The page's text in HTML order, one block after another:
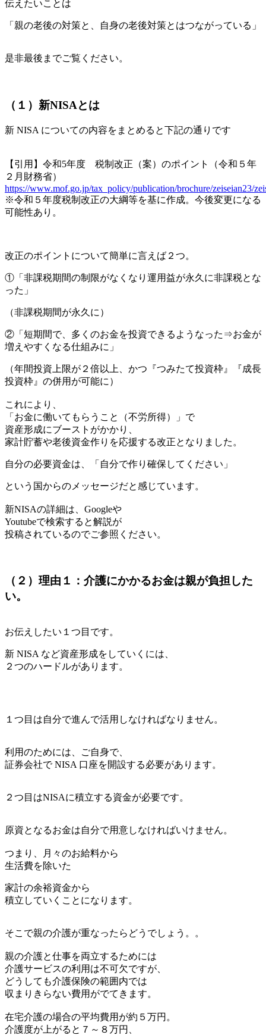
伝えたいことは
「親の老後の対策と、自身の老後対策とはつながっている」
是非最後までご覧ください。
（１）新NISAとは
新 NISA についての内容をまとめると下記の通りです
【引用】令和5年度 税制改正（案）のポイント（令和５年
２月財務省）
https://www.mof.go.jp/tax_policy/publication/brochure/zeiseian23/
※令和５年度税制改正の大綱等を基に作成。今後変更になる
可能性あり。
改正のポイントについて簡単に言えば２つ。
①「非課税期間の制限がなくなり運用益が永久に非課税とな
った」
（非課税期間が永久に）
②「短期間で、多くのお金を投資できるようなった⇒お金が
増えやすくなる仕組みに」
（年間投資上限が２倍以上、かつ『つみたて投資枠』『成長
投資枠』の併用が可能に）
これにより、
「お金に働いてもらうこと（不労所得）」で
資産形成にブーストがかかり、
家計貯蓄や老後資金作りを応援する改正となりました。
自分の必要資金は、「自分で作り確保してください」
という国からのメッセージだと感じています。
新NISAの詳細は、Googleや
Youtubeで検索すると解説が
投稿されているのでご参照ください。
（２）理由１：介護にかかるお金は親が負担した
い。
お伝えしたい１つ目です。
新 NISA など資産形成をしていくには、
２つのハードルがあります。
１つ目は自分で進んで活用しなければなりません。
利用のためには、ご自身で、
証券会社で NISA 口座を開設する必要があります。
２つ目はNISAに積立する資金が必要です。
原資となるお金は自分で用意しなければいけません。
つまり、月々のお給料から
生活費を除いた
家計の余裕資金から
積立していくことになります。
そこで親の介護が重なったらどうでしょう。。
親の介護と仕事を両立するためには
介護サービスの利用は不可欠ですが、
どうしても介護保険の範囲内では
収まりきらない費用がでてきます。
在宅介護の場合の平均費用が約５万円。
介護度が上がると７～８万円、